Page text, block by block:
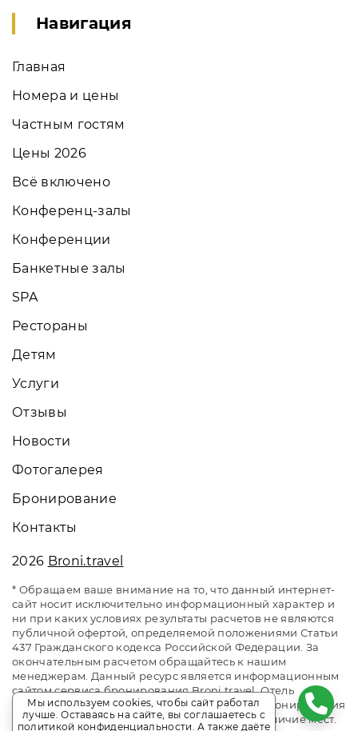
Навигация
Главная
Номера и цены
Частным гостям
Цены 2026
Всё включено
Конференц-залы
Конференции
Банкетные залы
SPA
Рестораны
Детям
Услуги
Отзывы
Новости
Фотогалерея
Бронирование
Контакты
2026 Broni.travel
* Обращаем ваше внимание на то, что данный интернет-
сайт носит исключительно информационный характер и
ни при каких условиях результаты расчетов не являются
публичной офертой, определяемой положениями Статьи
437 Гражданского кодекса Российской Федерации. За
окончательным расчетом обращайтесь к нашим
менеджерам. Данный ресурс является информационным
сайтом сервиса бронирования Broni.travel. Отель
«Солнечный Park Hotel & SPA». Сайт онлайн бронирования
номеров. Актуальные цены, прайс-листы и наличие мест.
Мы используем cookies, чтобы сайт работал
лучше. Оставаясь на сайте, вы соглашаетесь с
политикой конфиденциальности. А также даёте